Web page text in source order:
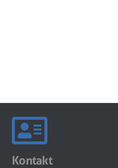
Kontakt